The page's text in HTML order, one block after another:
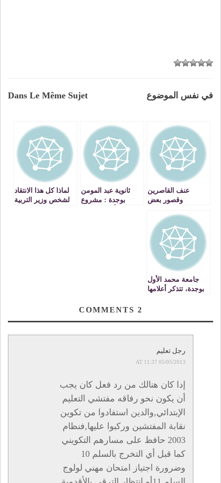
Dans Le Même Sujet في نفس الموضوع
عنف القاصرين
وقصور بعض
ثانوية عبد المومن
بوجدة : مشروع
لماذا كل هذا الانتقاد
لشخص وزير التربية
جامعة محمد الأول
بوجدة، تتذكر أعلامها
2
رجل تعليم
05/05/2013 AT 11:37
إدا كان هنالك من رد فعل كان يجب
أن يكون نحو رفاقه مفتشي التعليم
الإبتدائي,والدين استفادوا من تكوين
نقابة المفتشين وركبوا عليها,فنظام
2003 حافظ على مسارهم التكويني
كما قبل أي التخرج بالسلم 10
وضرورة اجتياز امتحان مهني لولوج